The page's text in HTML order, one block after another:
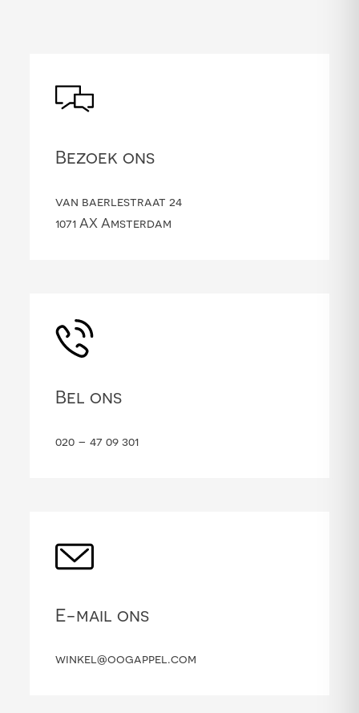
Bezoek ons
van baerlestraat 24
1071 AX Amsterdam
Bel ons
020 – 47 09 301
E-mail ons
winkel@oogappel.com